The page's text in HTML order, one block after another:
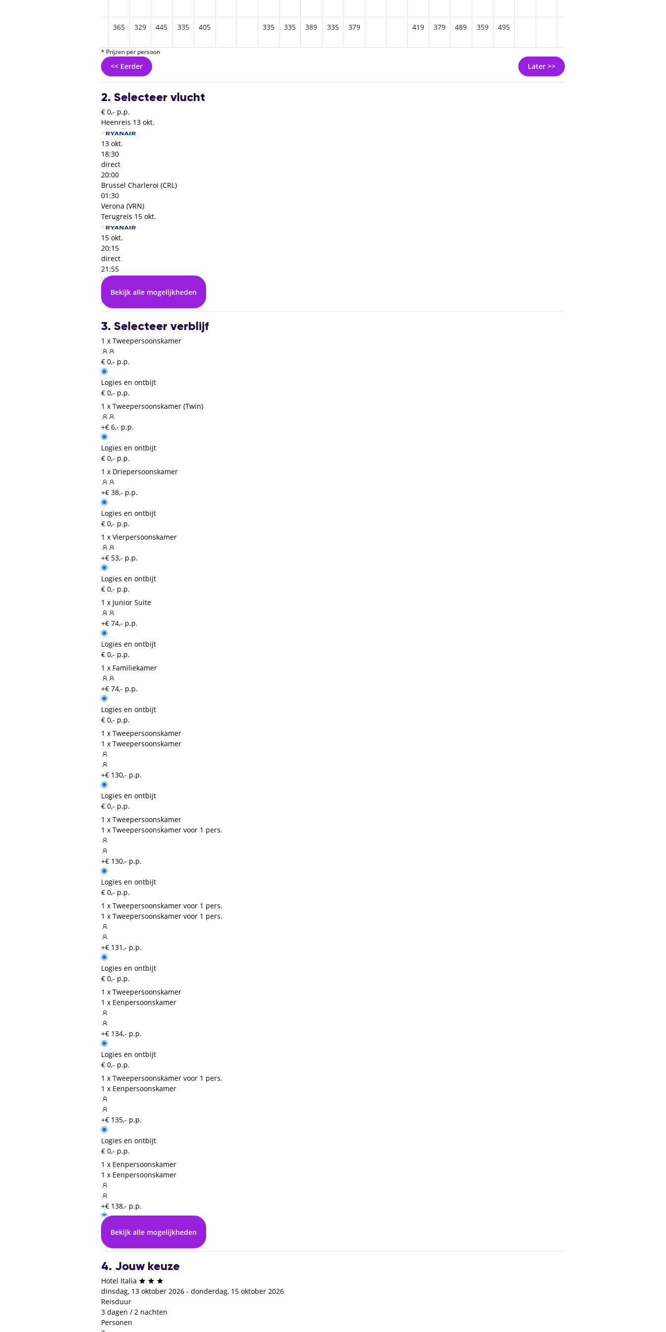
365 329 445 335 405 335 335 389 335 379 419 379 489 359 495
* Prijzen per persoon
<< Eerder Later >>
2. Selecteer vlucht
€ 0,- p.p.
Heenreis 13 okt.
13 okt.
18:30
direct
20:00
Brussel Charleroi (CRL)
01:30
Verona (VRN)
Terugreis 15 okt.
15 okt.
20:15
direct
21:55
Verona (VRN)
01:40
Brussel Charleroi (CRL)
Bekijk alle mogelijkheden
3. Selecteer verblijf
1 x Tweepersoonskamer
€ 0,- p.p.
Logies en ontbijt
€ 0,- p.p.
1 x Tweepersoonskamer (Twin)
+€ 6,- p.p.
Logies en ontbijt
€ 0,- p.p.
1 x Driepersoonskamer
+€ 38,- p.p.
Logies en ontbijt
€ 0,- p.p.
1 x Vierpersoonskamer
+€ 53,- p.p.
Logies en ontbijt
€ 0,- p.p.
1 x Junior Suite
+€ 74,- p.p.
Logies en ontbijt
€ 0,- p.p.
1 x Familiekamer
+€ 74,- p.p.
Logies en ontbijt
€ 0,- p.p.
1 x Tweepersoonskamer
1 x Tweepersoonskamer
+€ 130,- p.p.
Logies en ontbijt
€ 0,- p.p.
1 x Tweepersoonskamer
1 x Tweepersoonskamer voor 1 pers.
+€ 130,- p.p.
Logies en ontbijt
€ 0,- p.p.
1 x Tweepersoonskamer voor 1 pers.
1 x Tweepersoonskamer voor 1 pers.
+€ 131,- p.p.
Logies en ontbijt
€ 0,- p.p.
1 x Tweepersoonskamer
1 x Eenpersoonskamer
+€ 134,- p.p.
Logies en ontbijt
€ 0,- p.p.
1 x Tweepersoonskamer voor 1 pers.
1 x Eenpersoonskamer
+€ 135,- p.p.
Logies en ontbijt
€ 0,- p.p.
1 x Eenpersoonskamer
1 x Eenpersoonskamer
+€ 138,- p.p.
Logies en ontbijt
€ 0,- p.p.
Bekijk alle mogelijkheden
4. Jouw keuze
Hotel Italia
dinsdag, 13 oktober 2026 - donderdag, 15 oktober 2026
Reisduur
3 dagen / 2 nachten
Personen